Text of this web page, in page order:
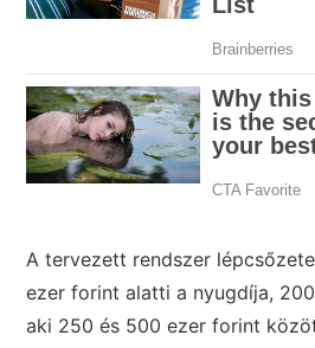
A tervezett rendszer
ezer forint alatti a nyugdíja,
aki 250 és 500 ezer forint